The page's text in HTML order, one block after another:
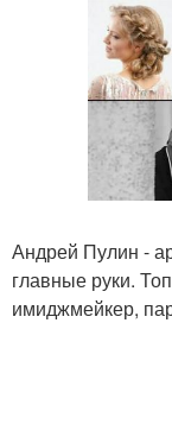
Андрей Пулин -
главные руки.
имиджмейкер,